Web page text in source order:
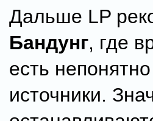
Дальше LP
Бандунг, где
есть
источники.